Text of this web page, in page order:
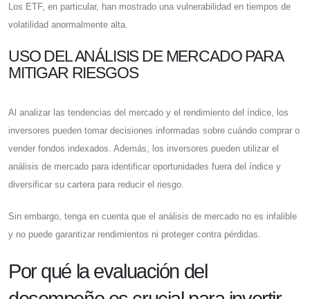
Los ETF, en particular, han mostrado una vulnerabilidad en tiempos de
volatilidad anormalmente alta.
USO DEL ANÁLISIS DE MERCADO PARA
MITIGAR RIESGOS
Al analizar las tendencias del mercado y el rendimiento del índice, los
inversores pueden tomar decisiones informadas sobre cuándo comprar o
vender fondos indexados. Además, los inversores pueden utilizar el
análisis de mercado para identificar oportunidades fuera del índice y
diversificar su cartera para reducir el riesgo.
Sin embargo, tenga en cuenta que el análisis de mercado no es infalible
y no puede garantizar rendimientos ni proteger contra pérdidas.
Por qué la evaluación del